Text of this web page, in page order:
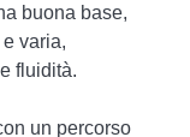
buona base,
varia,
fluidità.
un percorso